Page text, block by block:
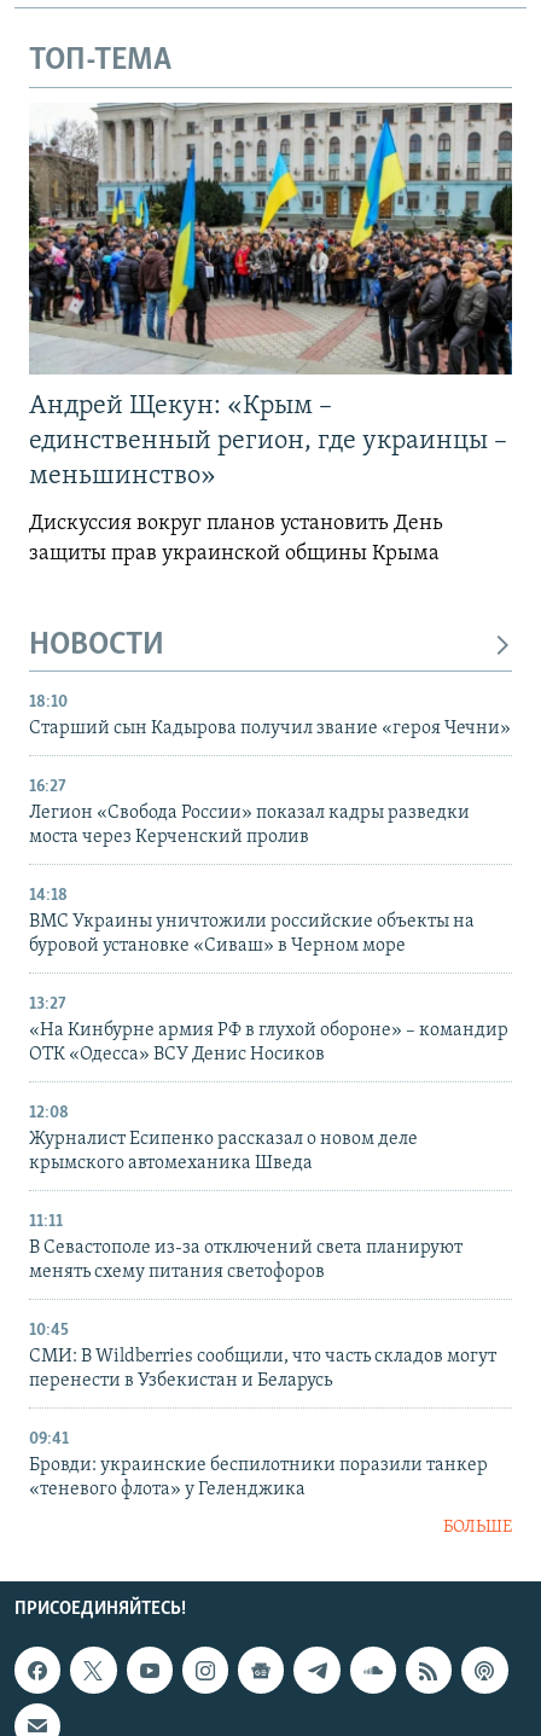
ТОП-ТЕМА
Андрей Щекун: «Крым –
единственный регион, где украинцы –
меньшинство»
Дискуссия вокруг планов установить День
защиты прав украинской общины Крыма
НОВОСТИ
18:10
Старший сын Кадырова получил звание «героя Чечни»
16:27
Легион «Свобода России» показал кадры разведки
моста через Керченский пролив
14:18
ВМС Украины уничтожили российские объекты на
буровой установке «Сиваш» в Черном море
13:27
«На Кинбурне армия РФ в глухой обороне» – командир
ОТК «Одесса» ВСУ Денис Носиков
12:08
Журналист Есипенко рассказал о новом деле
крымского автомеханика Шведа
11:11
В Севастополе из-за отключений света планируют
менять схему питания светофоров
10:45
СМИ: В Wildberries сообщили, что часть складов могут
перенести в Узбекистан и Беларусь
09:41
Бровди: украинские беспилотники поразили танкер
«теневого флота» у Геленджика
БОЛЬШЕ
ПРИСОЕДИНЯЙТЕСЬ!